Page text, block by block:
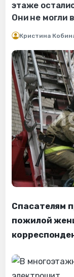
этаже
Они не могли
Кристина
Спасателям
пожилой